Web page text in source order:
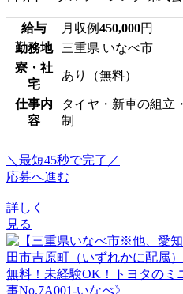
給与 月収例450,000円
勤務地
三重県 いなべ市
寮・社
宅
あり（無料）
仕事内
容
タイヤ・新車の組立
制
＼最短45秒で完了／
応募へ進む
詳しく
見る